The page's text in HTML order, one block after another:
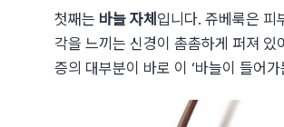
첫째는 바늘 자체 입니다. 쥬베룩은 피
각을 느끼는 신경이 촘촘하게 퍼져
증의 대부분이 바로 이 ‘바늘이 들어가